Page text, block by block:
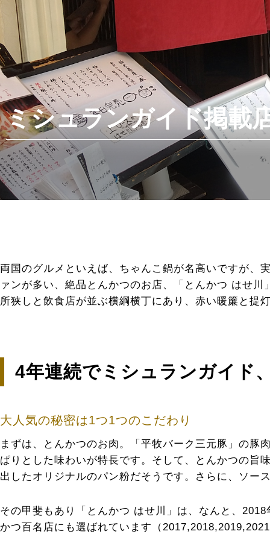
ミシュランガイド掲載
両国のグルメといえば、ちゃんこ鍋が名高いですが、
ァンが多い、絶品とんかつのお店、「とんかつ はせ
所狭しと飲食店が並ぶ横綱横丁にあり、赤い暖簾と提
4年連続でミシュランガイド
大人気の秘密は1つ1つのこだわり
まずは、とんかつのお肉。「平牧バーク三元豚」の豚
ぱりとした味わいが特長です。そして、とんかつの旨
出したオリジナルのパン粉だそうです。さらに、ソー
その甲斐もあり「とんかつ はせ川」は、なんと、
かつ百名店にも選ばれています（